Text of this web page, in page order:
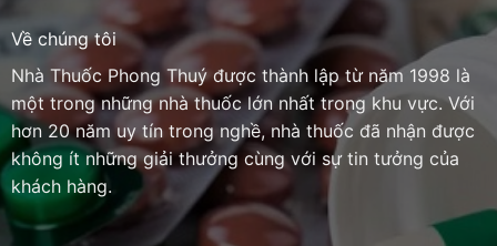
Về chúng tôi
Nhà Thuốc Phong Thuý được thành lập từ năm 1998 là
một trong những nhà thuốc lớn nhất trong khu vực. Với
hơn 20 năm uy tín trong nghề, nhà thuốc đã nhận được
không ít những giải thưởng cùng với sự tin tưởng của
khách hàng.